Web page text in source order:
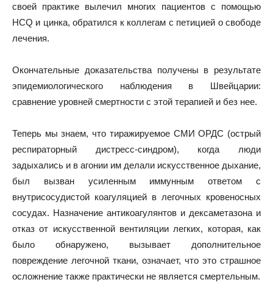
своей практике вылечил многих пациентов с помощью
HCQ и цинка, обратился к коллегам с петицией о свободе
лечения.
Окончательные доказательства получены в результате
эпидемиологического наблюдения в Швейцарии:
сравнение уровней смертности с этой терапией и без нее.
Теперь мы знаем, что тиражируемое СМИ ОРДС (острый
респираторный дистресс-синдром), когда люди
задыхались и в агонии им делали искусственное дыхание,
был вызван усиленным иммунным ответом с
внутрисосудистой коагуляцией в легочных кровеносных
сосудах. Назначение антикоагулянтов и дексаметазона и
отказ от искусственной вентиляции легких, которая, как
было обнаружено, вызывает дополнительное
повреждение легочной ткани, означает, что это страшное
осложнение также практически не является смертельным.